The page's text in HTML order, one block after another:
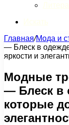
Главная/Мода и
— Блеск в
яркости и
Модные
— Блеск в
которые